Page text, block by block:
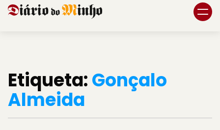
Etiqueta:Gonçalo
Almeida